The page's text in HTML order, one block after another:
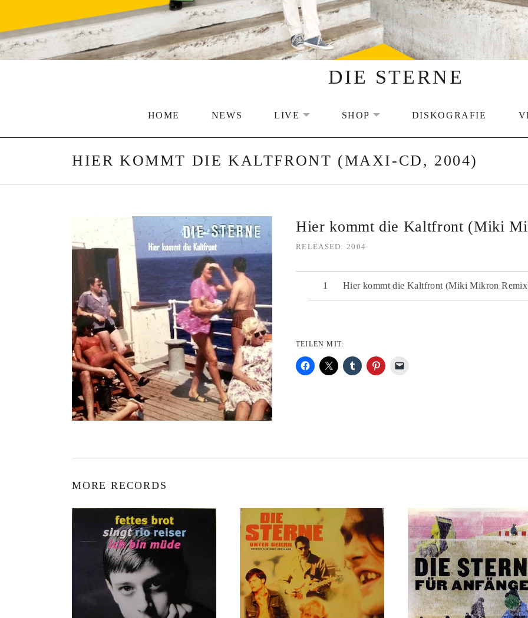
DIE STERNE
HOME NEWS LIVE EXPAND SUBMENU
SHOP EXPAND SUBMENU
DISKOGRAFIE
HIER KOMMT DIE KALTFRONT (MAXI-CD, 2004)
Hier kommt die Kaltfront (Miki
RELEASED 2004
Hier kommt die Kaltfront (Miki Mikron
TEILEN MIT:
MORE RECORDS